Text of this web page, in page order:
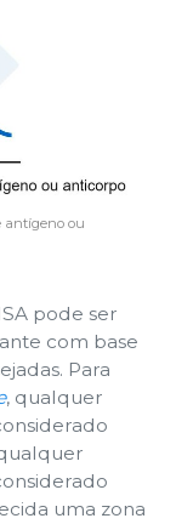
antígeno ou
pode ser
com base
Para
, qualquer
uma zona